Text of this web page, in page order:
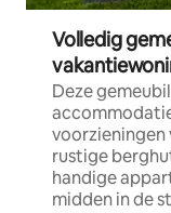
Volledig
Deze
voorzieningen
rustige
handige
midden in de